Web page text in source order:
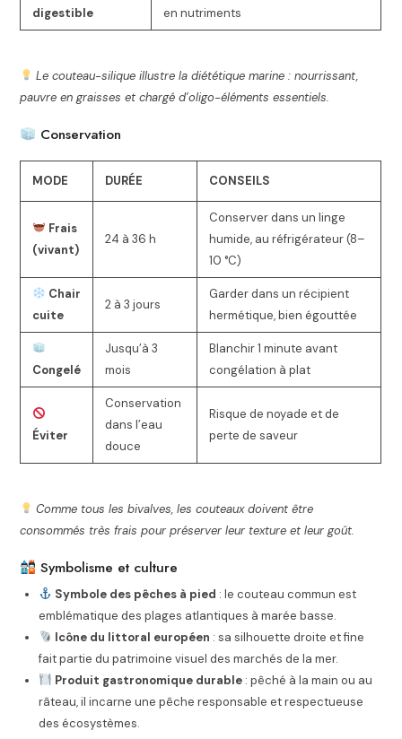
digestible
en nutriments
Le couteau-silique illustre la diététique marine : nourrissant,
pauvre en graisses et chargé d’oligo-éléments essentiels.
Conservation
MODE DURÉE CONSEILS
Frais
(vivant)
24 à 36 h
Conserver dans un linge
humide, au réfrigérateur (8–
10 °C)
Chair
cuite
2 à 3 jours
Garder dans un récipient
hermétique, bien égouttée
Congelé
Jusqu’à 3
mois
Blanchir 1 minute avant
congélation à plat
Éviter
Conservation
dans l’eau
douce
Risque de noyade et de
perte de saveur
Comme tous les bivalves, les couteaux doivent être
consommés très frais pour préserver leur texture et leur goût.
Symbolisme et culture
Symbole des pêches à pied : le couteau commun est
emblématique des plages atlantiques à marée basse.
Icône du littoral européen : sa silhouette droite et fine
fait partie du patrimoine visuel des marchés de la mer.
Produit gastronomique durable : pêché à la main ou au
râteau, il incarne une pêche responsable et respectueuse
des écosystèmes.